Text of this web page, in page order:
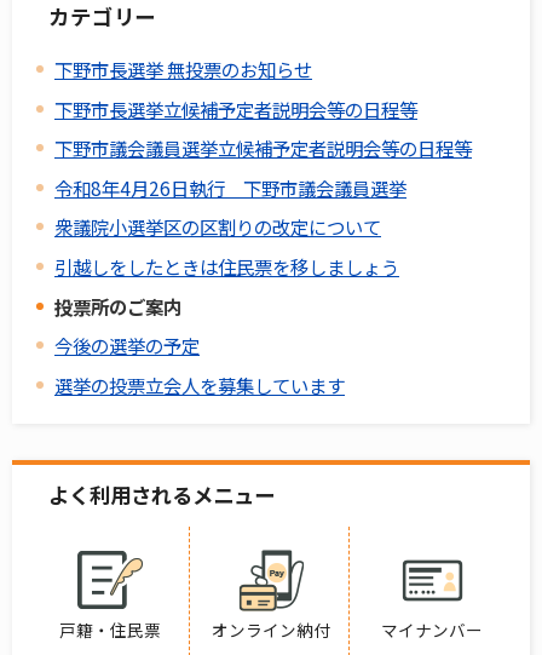
カテゴリー
下野市長選挙 無投票のお知らせ
下野市長選挙立候補予定者説明会等の日程等
下野市議会議員選挙立候補予定者説明会等の日程等
令和8年4月26日執行 下野市議会議員選挙
衆議院小選挙区の区割りの改定について
引越しをしたときは住民票を移しましょう
投票所のご案内
今後の選挙の予定
選挙の投票立会人を募集しています
よく利用されるメニュー
戸籍・住民票 オンライン納付 マイナンバー